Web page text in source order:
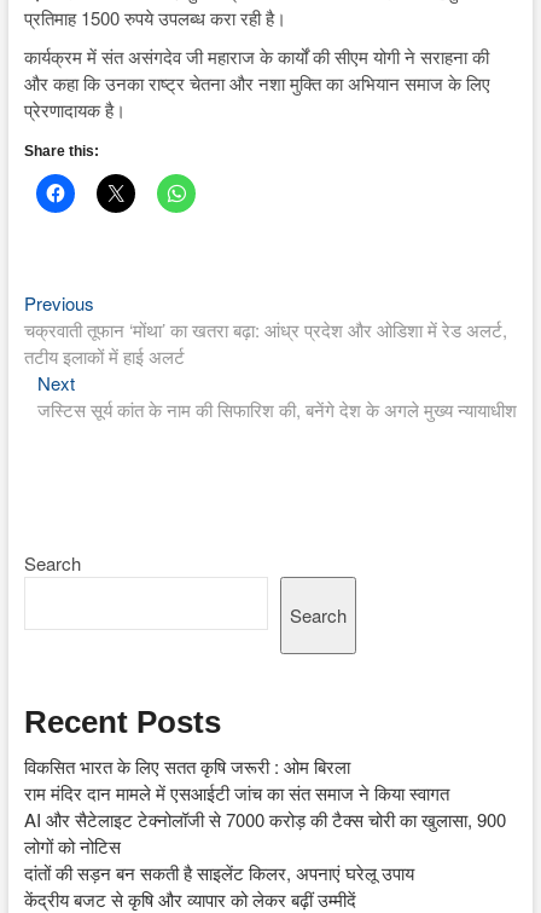
प्रतिमाह 1500 रुपये उपलब्ध करा रही है।
कार्यक्रम में संत असंगदेव जी महाराज के कार्यों की सीएम योगी ने सराहना की
और कहा कि उनका राष्ट्र चेतना और नशा मुक्ति का अभियान समाज के लिए
प्रेरणादायक है।
Share this:
Post
navigation
PreviousPrevious
post:
चक्रवाती तूफान ‘मोंथा’ का खतरा बढ़ा: आंध्र प्रदेश और ओडिशा में रेड अलर्ट,
तटीय इलाकों में हाई अलर्ट
NextNext
post:
जस्टिस सूर्य कांत के नाम की सिफारिश की, बनेंगे देश के अगले मुख्य न्यायाधीश
Search
Search
Recent Posts
विकसित भारत के लिए सतत कृषि जरूरी : ओम बिरला
राम मंदिर दान मामले में एसआईटी जांच का संत समाज ने किया स्वागत
AI और सैटेलाइट टेक्नोलॉजी से 7000 करोड़ की टैक्स चोरी का खुलासा, 900
लोगों को नोटिस
दांतों की सड़न बन सकती है साइलेंट किलर, अपनाएं घरेलू उपाय
केंद्रीय बजट से कृषि और व्यापार को लेकर बढ़ीं उम्मीदें